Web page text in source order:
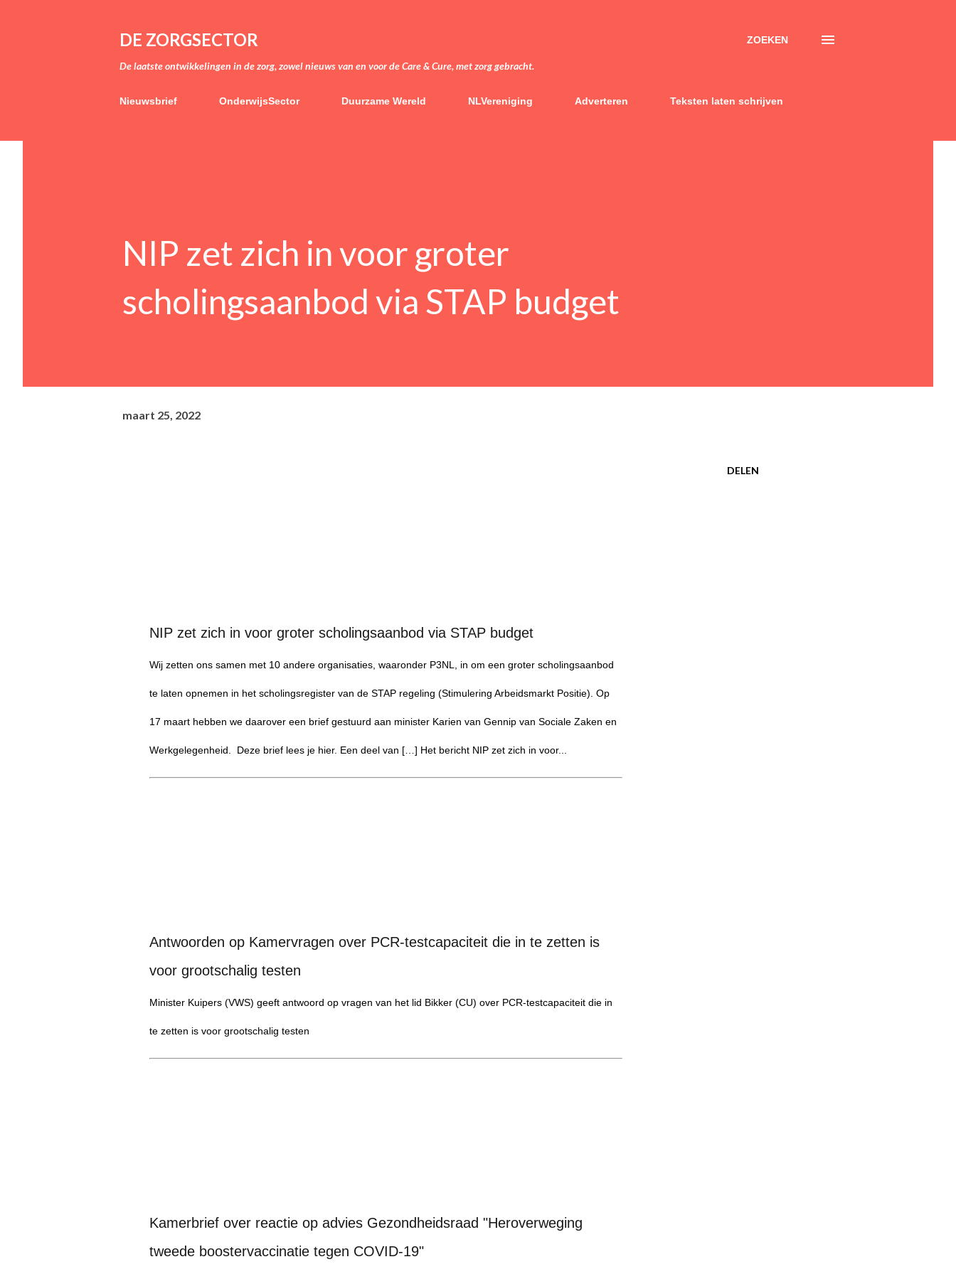
DE ZORGSECTOR
De laatste ontwikkelingen in de zorg, zowel nieuws van en voor de Care & Cure, met zorg gebracht.
ZOEKEN
Nieuwsbrief OnderwijsSector Duurzame Wereld NLVereniging Adverteren Teksten laten schrijven
NIP zet zich in voor groter
scholingsaanbod via STAP budget
maart 25, 2022
NIP zet zich in voor groter scholingsaanbod via STAP budget
Wij zetten ons samen met 10 andere organisaties, waaronder P3NL, in om een groter scholingsaanbod
te laten opnemen in het scholingsregister van de STAP regeling (Stimulering Arbeidsmarkt Positie). Op
17 maart hebben we daarover een brief gestuurd aan minister Karien van Gennip van Sociale Zaken en
Werkgelegenheid. Deze brief lees je hier. Een deel van […] Het bericht NIP zet zich in voor...
Antwoorden op Kamervragen over PCR-testcapaciteit die in te zetten is
voor grootschalig testen
Minister Kuipers (VWS) geeft antwoord op vragen van het lid Bikker (CU) over PCR-testcapaciteit die in
te zetten is voor grootschalig testen
Kamerbrief over reactie op advies Gezondheidsraad "Heroverweging
tweede boostervaccinatie tegen COVID-19"
DELEN